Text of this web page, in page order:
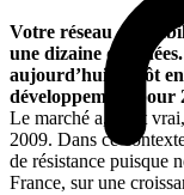
Votre réseau est
une dizaine
aujourd’hui plutôt
développement pour
Le marché a, c’est
2009. Dans ce
de résistance puisque
France, sur une